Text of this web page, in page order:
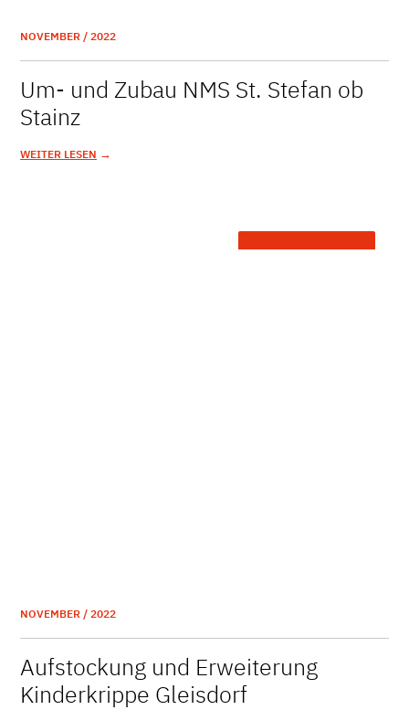
NOVEMBER / 2022
Um- und Zubau NMS St. Stefan ob
Stainz
WEITER LESEN →
NOVEMBER / 2022
Aufstockung und Erweiterung
Kinderkrippe Gleisdorf